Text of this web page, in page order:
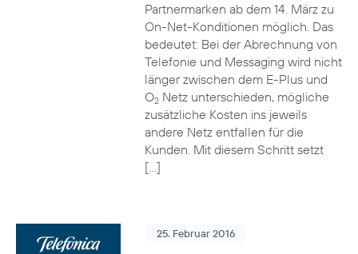
Partnermarken ab dem 14. März zu
On-Net-Konditionen möglich. Das
bedeutet: Bei der Abrechnung von
Telefonie und Messaging wird nicht
länger zwischen dem E-Plus und
O2Netz unterschieden, mögliche
zusätzliche Kosten ins jeweils
andere Netz entfallen für die
Kunden. Mit diesem Schritt setzt
[…]
25. Februar 2016